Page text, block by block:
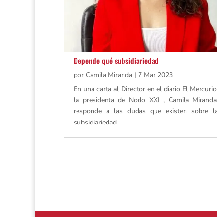
Depende qué subsidiariedad
por Camila Miranda | 7 Mar 2023
En una carta al Director en el diario El
la presidenta de Nodo XXI , Camila
responde a las dudas que existen sobre
subsidiariedad